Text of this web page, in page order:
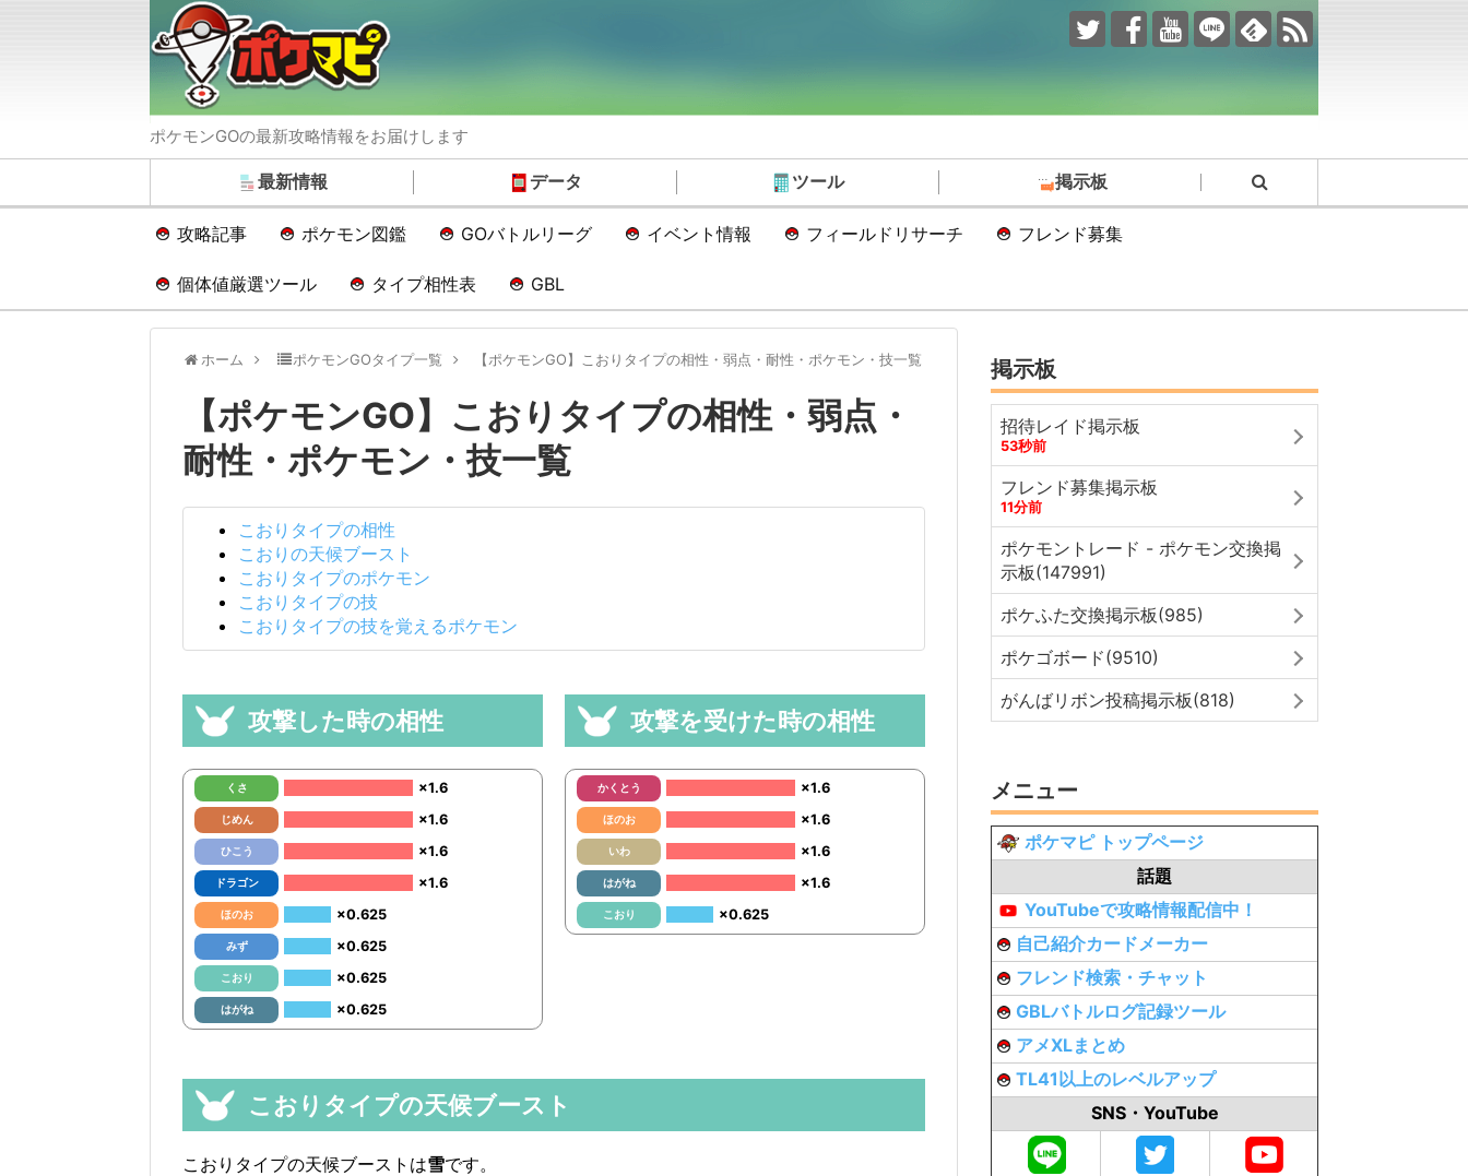
ポケモンGOの最新攻略情報をお届けします
最新情報 データ ツール 掲示板
攻略記事 ポケモン図鑑 GOバトルリーグ イベント情報 フィールドリサーチ フレンド募集
個体値厳選ツール タイプ相性表 GBL
ホーム ポケモンGOタイプ一覧 【ポケモンGO】こおりタイプの相性・弱点・耐性・ポケモン・技一覧
【ポケモンGO】こおりタイプの相性・弱点・
耐性・ポケモン・技一覧
こおりタイプの相性
こおりの天候ブースト
こおりタイプのポケモン
こおりタイプの技
こおりタイプの技を覚えるポケモン
攻撃した時の相性
くさ ×1.6
じめん ×1.6
ひこう ×1.6
ドラゴン ×1.6
ほのお ×0.625
みず ×0.625
こおり ×0.625
はがね ×0.625
攻撃を受けた時の相性
かくとう ×1.6
ほのお ×1.6
いわ ×1.6
はがね ×1.6
こおり ×0.625
こおりタイプの天候ブースト
こおりタイプの天候ブーストは雪です。
掲示板
招待レイド掲示板
53秒前
フレンド募集掲示板
11分前
ポケモントレード - ポケモン交換掲
示板(147991)
ポケふた交換掲示板(985)
ポケゴボード(9510)
がんばリボン投稿掲示板(818)
メニュー
ポケマピ トップページ
話題
YouTubeで攻略情報配信中！
自己紹介カードメーカー
フレンド検索・チャット
GBLバトルログ記録ツール
アメXLまとめ
TL41以上のレベルアップ
SNS・YouTube